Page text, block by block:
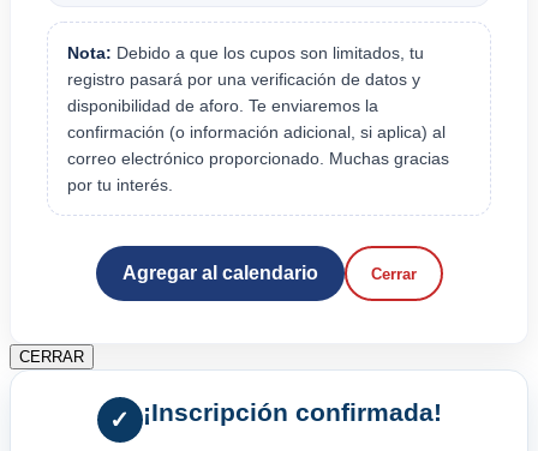
Nota: Debido a que los cupos son limitados, tu
registro pasará por una verificación de datos y
disponibilidad de aforo. Te enviaremos la
confirmación (o información adicional, si aplica) al
correo electrónico proporcionado. Muchas gracias
por tu interés.
Agregar al calendario Cerrar
CERRAR
✓ ¡Inscripción confirmada!